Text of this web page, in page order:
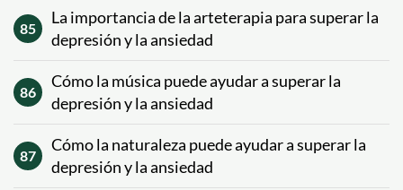
85
La importancia de la arteterapia para superar la
depresión y la ansiedad
86
Cómo la música puede ayudar a superar la
depresión y la ansiedad
87
Cómo la naturaleza puede ayudar a superar la
depresión y la ansiedad